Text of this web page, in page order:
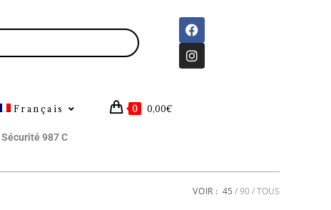
Français 0 0,00€
Sécurité 987 C
VOIR : 45 90 TOUS